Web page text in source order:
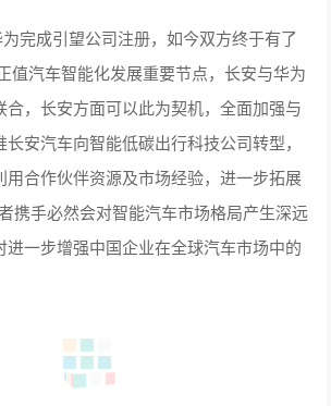
完成引望公司注册，如今双方终于有了
值汽车智能化发展重要节点，长安与华为
合，长安方面可以此为契机，全面加强与
安汽车向智能低碳出行科技公司转型，
用合作伙伴资源及市场经验，进一步拓展
携手必然会对智能汽车市场格局产生深远
进一步增强中国企业在全球汽车市场中的